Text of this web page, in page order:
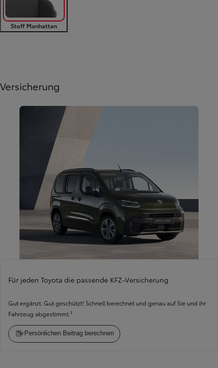
Stoff Manhattan
Versicherung
Für jeden Toyota die passende KFZ-Versicherung
Gut ergänzt. Gut geschützt! Schnell berechnet und genau auf Sie und ihr
Fahrzeug abgestimmt.²
Persönlichen Beitrag berechnen